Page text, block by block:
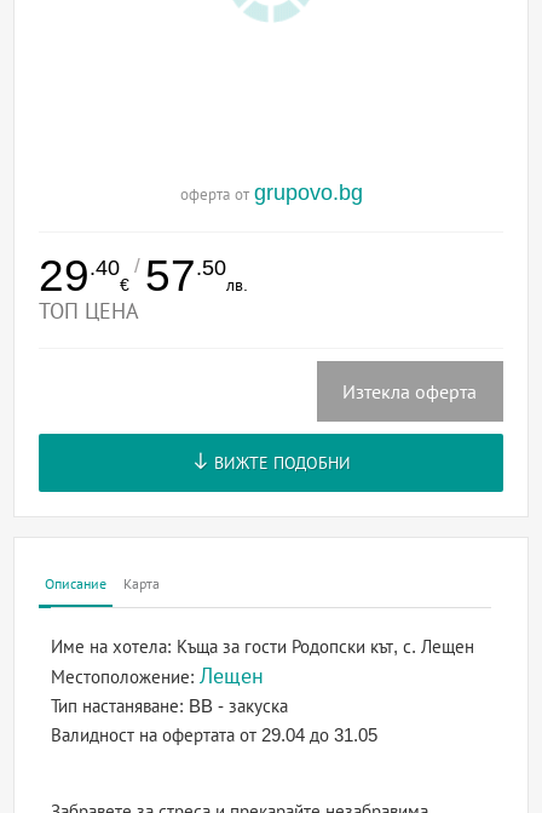
оферта от grupovo.bg
29.40
€
/ 57.50
лв.
ТОП ЦЕНА
Изтекла оферта
ВИЖТЕ ПОДОБНИ
Описание Карта
Име на хотела: Къща за гости Родопски кът, с. Лещен
Местоположение: Лещен
Тип настаняване: BB - закуска
Валидност на офертатаот 29.04 до 31.05